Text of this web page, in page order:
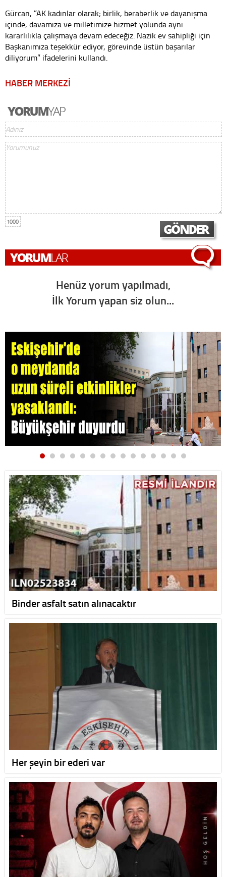
Gürcan, “AK kadınlar olarak; birlik, beraberlik ve dayanışma
içinde, davamıza ve milletimize hizmet yolunda aynı
kararlılıkla çalışmaya devam edeceğiz. Nazik ev sahipliği için
Başkanımıza teşekkür ediyor, görevinde üstün başarılar
diliyorum” ifadelerini kullandı.
HABER MERKEZİ
1000
Henüz yorum yapılmadı,
İlk Yorum yapan siz olun...
Binder asfalt satın alınacaktır
Her şeyin bir ederi var